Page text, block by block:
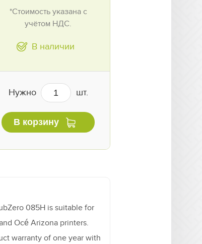
*Стоимость указана с
учётом НДС.
В наличии
Нужно шт.
В корзину
085H is suitable for
Océ Arizona printers.
warranty of one year with